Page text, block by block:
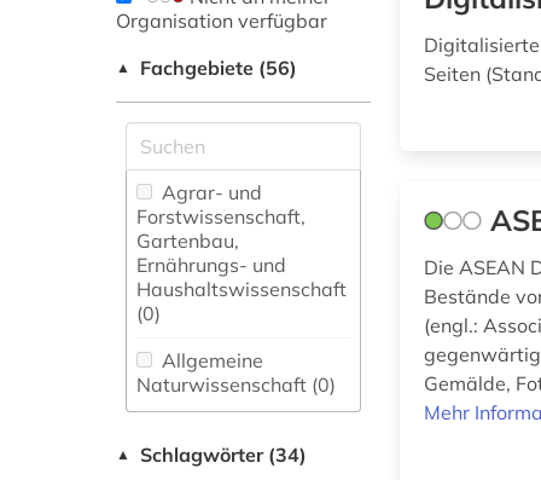
Organisation verfügbar
▲ Fachgebiete (56)
Agrar- und
Forstwissenschaft,
Gartenbau,
Ernährungs- und
Haushaltswissenschaft
(0)
Allgemeine
Naturwissenschaft (0)
fachübergreifende
▲ Schlagwörter (34)
Seiten
Die ASEAN
Bestände
(engl.:
gegenwärtig
Gemälde,
Mehr